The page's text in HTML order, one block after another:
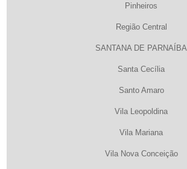
Pinheiros
Região Central
SANTANA DE PARNAÍBA
Santa Cecília
Santo Amaro
Vila Leopoldina
Vila Mariana
Vila Nova Conceição